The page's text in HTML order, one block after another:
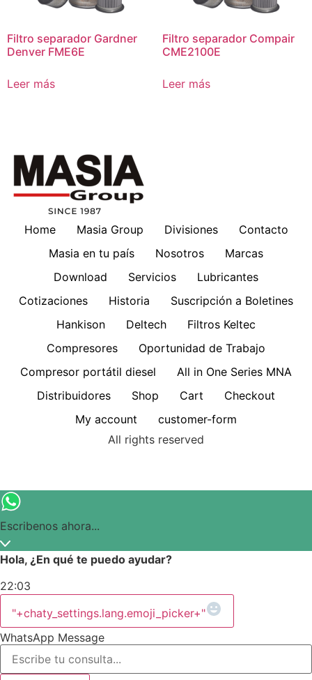
Filtro separador Gardner
Denver FME6E
Leer más
Filtro separador Compair
CME2100E
Leer más
Home Masia Group Divisiones
Contacto
Masia en tu país
Nosotros
Marcas
Download
Servicios
Lubricantes
Cotizaciones
Historia
Suscripción a Boletines
Hankison
Deltech
Filtros Keltec
Compresores
Oportunidad de Trabajo
Compresor portátil diesel
All in One Series MNA
Distribuidores
Shop Cart
Checkout
My account
customer-form
All rights reserved
Escribenos ahora...
Hola, ¿En qué te puedo ayudar?
22:03
"+chaty_settings.lang.emoji_picker+"
WhatsApp Message